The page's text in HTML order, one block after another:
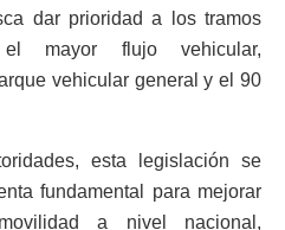
dar prioridad a los tramos
mayor flujo vehicular,
vehicular general y el 90
esta legislación se
fundamental para mejorar
a nivel nacional,